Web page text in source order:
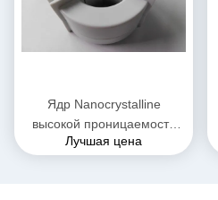
Ядр Nanocrystalline
высокой проницаемости
трехфазное для дросселя
Лучшая цена